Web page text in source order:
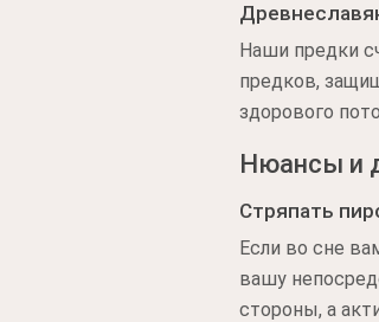
Наши предки
предков,
здорового
Нюансы и
Стряпать
Если во сне
вашу
стороны, а